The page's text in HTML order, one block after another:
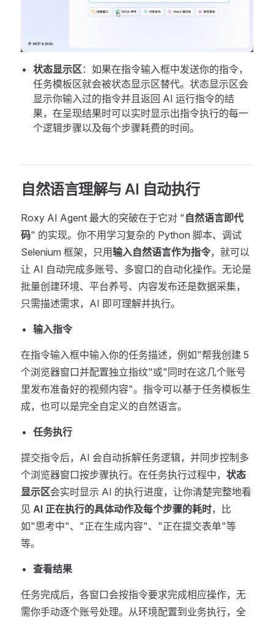
状态显示区：如果在指令输入框中发送你的指令，
任务模板区就会被状态显示区替代。状态显示区会
显示你输入过的指令并且返回 AI 运行指令的结
果，在呈现结果时可以实时显示出指令执行的每一
个逻辑步骤以及每个步骤耗费的时间。
自然语言理解与 AI 自动执行
Roxy AI Agent 最大的突破在于它对 " 自然语言即代
码" 的实现。你不用学习复杂的 Python 脚本、调试
Selenium 框架，只用输入自然语言作为指令，就可以
让 AI 自动完成多账号、多窗口的自动化操作。无论是
批量创建环境、平台养号、内容发布还是数据采集，
只需描述需求，AI 即可理解并执行。
输入指令
在指令输入框中输入你的任务描述，例如"帮我创建 5
个浏览器窗口并配置独立指纹"或"同时在这几个账号
里发布准备好的视频内容"。指令可以基于任务模板生
成，也可以是完全自定义的自然语言。
任务执行
提交指令后，AI 会自动拆解任务逻辑，并同步控制多
个浏览器窗口按步骤执行。在任务执行过程中， 状态
显示区会实时显示 AI 的执行进度，让你清楚完整地看
见 AI 正在执行的具体动作及每个步骤的耗时，比
如"思考中"、"正在生成内容"、"正在提交表单"等
等。
查看结果
任务完成后，各窗口会按指令要求完成相应操作，无
需你手动逐个账号处理。从环境配置到业务执行，全